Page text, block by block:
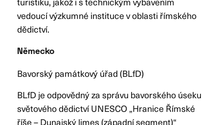
vedoucí výzkumné instituce v oblasti římského
dědictví.
Německo
Bavorský památkový úřad (BLfD)
BLfD je odpovědný za správu bavorského úseku
světového dědictví UNESCO „Hranice Římské
říše – Dunajský limes (západní segment)“